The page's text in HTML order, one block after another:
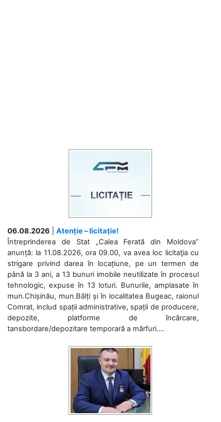
06.08.2026
Atenție – licitație!
Întreprinderea de Stat „Calea Ferată din Moldova”
anunță: la 11.08.2026, ora 09.00, va avea loc licitaţia cu
strigare privind darea în locațiune, pe un termen de
până la 3 ani, a 13 bunuri imobile neutilizate în procesul
tehnologic, expuse în 13 loturi. Bunurile, amplasate în
mun.Chișinău, mun.Bălți și în localitatea Bugeac, raionul
Comrat, includ spații administrative, spații de producere,
depozite, platforme de încărcare,
tansbordare/depozitare temporară a mărfuri....